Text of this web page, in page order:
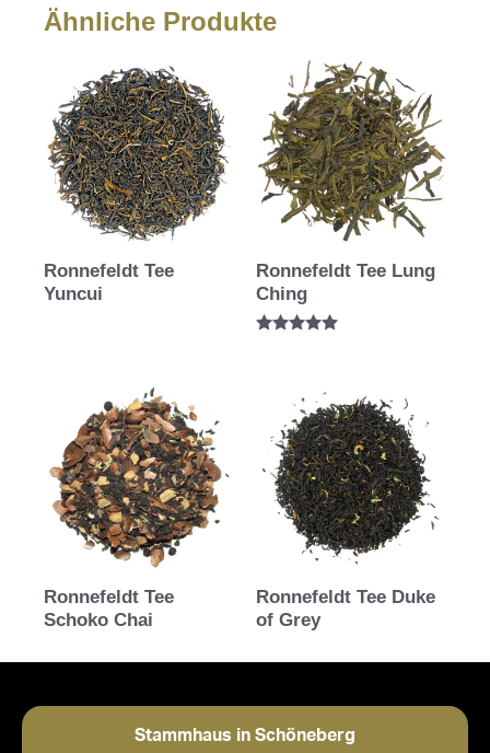
Ähnliche Produkte
Ronnefeldt Tee
Yuncui
Ronnefeldt Tee Lung
Ching
Ronnefeldt Tee
Schoko Chai
Ronnefeldt Tee Duke
of Grey
Stammhaus in Schöneberg